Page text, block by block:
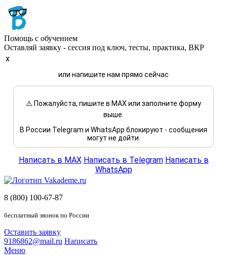
Помощь с обучением
Оставляй заявку - сессия под ключ, тесты, практика, ВКР
x
или напишите нам прямо сейчас
⚠️ Пожалуйста, пишите в MAX или заполните форму
выше.
В России Telegram и WhatsApp блокируют - сообщения
могут не дойти.
Написать в MAX Написать в Telegram Написать в
WhatsApp
8 (800) 100-67-87
бесплатный звонок по России
Оставить заявку
9186862@mail.ru Написать
Меню